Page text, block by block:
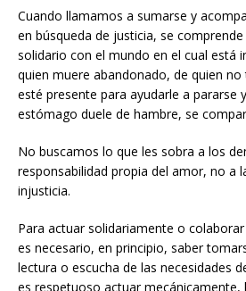
Cuando llamamos a sumarse y
en búsqueda de justicia, se
solidario con el mundo en el cual está
quien muere abandonado, de quien
esté presente para ayudarle a pararse
estómago duele de hambre, se
No buscamos lo que les sobra a los
responsabilidad propia del amor, no a
injusticia.
Para actuar solidariamente o
es necesario, en principio, saber
lectura o escucha de las necesidades
es respetuoso actuar mecánicamente,